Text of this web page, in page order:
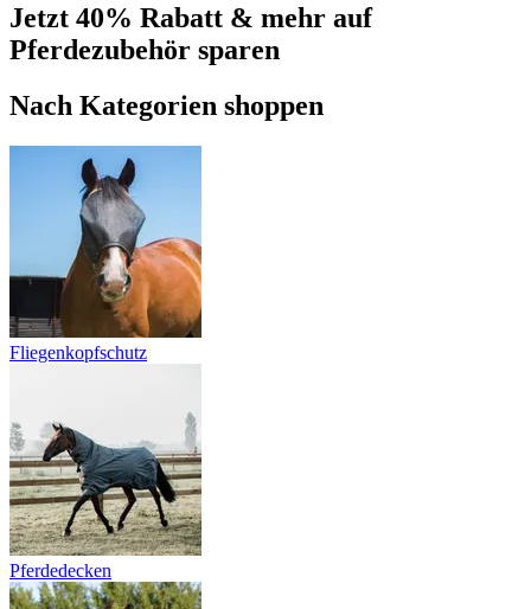
Jetzt 40% Rabatt & mehr auf
Pferdezubehör sparen
Nach Kategorien shoppen
Fliegenkopfschutz
Pferdedecken